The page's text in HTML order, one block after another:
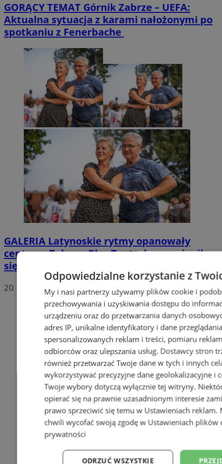
GORĄCY TEMAT Górnik Zabrze – UEFA:
Aktualna sytuacja z karami nałożonymi po
spotkaniu z Fenerbache
GALERIA Latynoskie rytmy opanowały
centrum Zabrza. Plac Teatralny zamienił
się w parkiet
20
Odpowiedzialne korzystanie z
My i nasi partnerzy używamy plików cookie i
przechowywania i uzyskiwania dostępu do
urządzeniu oraz do przetwarzania danych
adres IP, unikalne identyfikatory i dane
spersonalizowanych reklam i treści, pomiaru
odbiorców oraz ulepszania usług. Dostawcy stron
również przetwarzać Twoje dane w tych i innych
wykorzystywać precyzyjne dane geolokalizacyjne i
Twoje wybory dotyczą wyłącznie tej witryny.
opierać się na prawnie uzasadnionym interesie
prawo sprzeciwić się temu w Ustawieniach reklam.
chwili wycofać swoją zgodę w Ustawieniach plików
prywatności
ODRZUĆ WSZYSTKIE